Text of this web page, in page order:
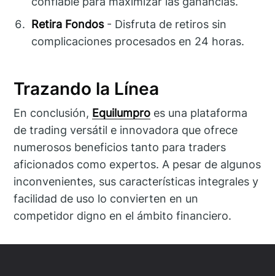
Retira Fondos- Disfruta de retiros sin
complicaciones procesados en 24 horas.
Trazando la Línea
En conclusión, Equilumpro es una plataforma
de trading versátil e innovadora que ofrece
numerosos beneficios tanto para traders
aficionados como expertos. A pesar de algunos
inconvenientes, sus características integrales y
facilidad de uso lo convierten en un
competidor digno en el ámbito financiero.